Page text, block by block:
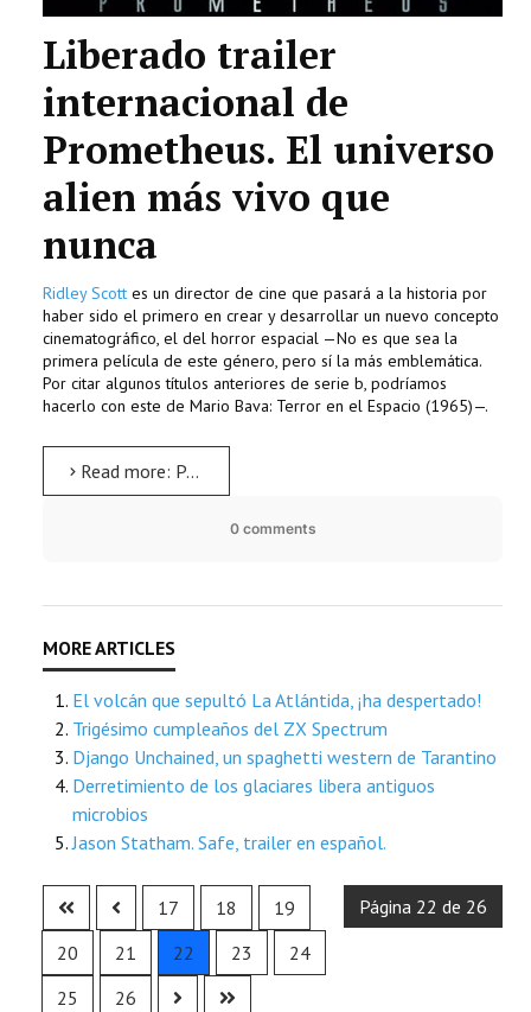
Liberado trailer
internacional de
Prometheus. El universo
alien más vivo que
nunca
Ridley Scott es un director de cine que pasará a la historia por
haber sido el primero en crear y desarrollar un nuevo concepto
cinematográfico, el del horror espacial —No es que sea la
primera película de este género, pero sí la más emblemática.
Por citar algunos títulos anteriores de serie b, podríamos
hacerlo con este de Mario Bava: Terror en el Espacio (1965)—.
Read more: Prometheus Trailer Internacional
0 comments
El volcán que sepultó La Atlántida, ¡ha despertado!
Trigésimo cumpleaños del ZX Spectrum
Django Unchained, un spaghetti western de Tarantino
Derretimiento de los glaciares libera antiguos
microbios
Jason Statham. Safe, trailer en español.
Página 22 de 26
17 18
19
20
21 22 23
24
25
26